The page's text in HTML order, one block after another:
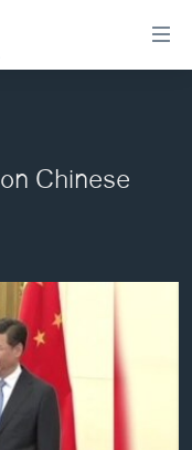
Chinese
available